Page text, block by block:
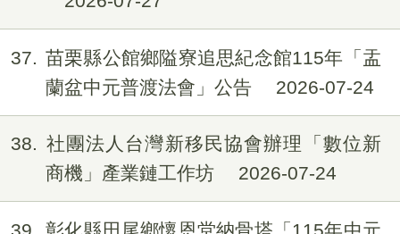
37
苗栗縣公館鄉隘寮追思紀念館115年「盂
蘭盆中元普渡法會」公告
2026-07-24
38
社團法人台灣新移民協會辦理「數位新
商機」產業鏈工作坊
2026-07-24